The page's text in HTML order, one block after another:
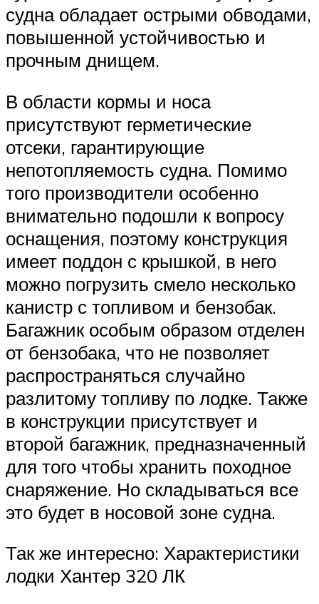
судна обладает острыми обводами,
повышенной устойчивостью и
прочным днищем.
В области кормы и носа
присутствуют герметические
отсеки, гарантирующие
непотопляемость судна. Помимо
того производители особенно
внимательно подошли к вопросу
оснащения, поэтому конструкция
имеет поддон с крышкой, в него
можно погрузить смело несколько
канистр с топливом и бензобак.
Багажник особым образом отделен
от бензобака, что не позволяет
распространяться случайно
разлитому топливу по лодке. Также
в конструкции присутствует и
второй багажник, предназначенный
для того чтобы хранить походное
снаряжение. Но складываться все
это будет в носовой зоне судна.
Так же интересно: Характеристики
лодки Хантер 320 ЛК